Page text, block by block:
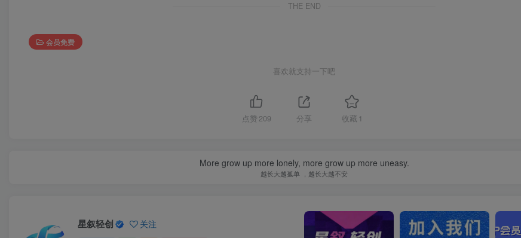
THE END
会员免费
喜欢就支持一下吧
点赞 209 分享 收藏 1
More grow up more lonely, more grow up more uneasy.
越长大越孤单 ，越长大越不安
星叙轻创 关注